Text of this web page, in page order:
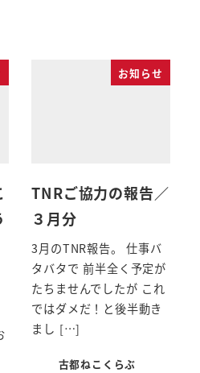
お知らせ
TNRご協力の報告／
３月分
3月のTNR報告。 仕事バ
タバタで 前半全く予定が
たちませんでしたが これ
ではダメだ！と後半動き
まし […]
古都ねこくらぶ